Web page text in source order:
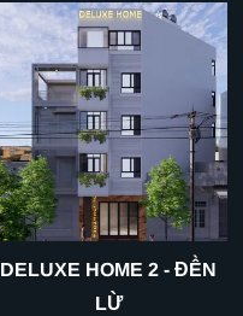
DELUXE HOME 2 - ĐỀN
LỪ